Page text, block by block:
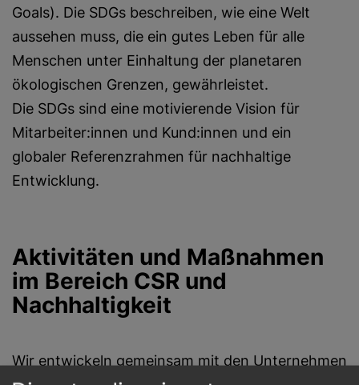
Goals). Die SDGs beschreiben, wie eine Welt
aussehen muss, die ein gutes Leben für alle
Menschen unter Einhaltung der planetaren
ökologischen Grenzen, gewährleistet.
Die SDGs sind eine motivierende Vision für
Mitarbeiter:innen und Kund:innen und ein
globaler Referenzrahmen für nachhaltige
Entwicklung.
Aktivitäten und Maßnahmen
im Bereich CSR und
Nachhaltigkeit
Wir entwickeln gemeinsam mit den Unternehmen